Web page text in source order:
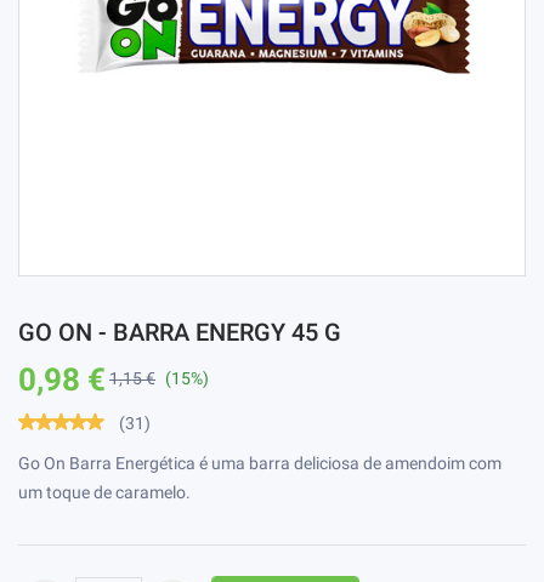
GO ON - BARRA ENERGY 45 G
0,98 € 1,15 € (15%)
(31)
Go On Barra Energética é uma barra deliciosa de amendoim com
um toque de caramelo.